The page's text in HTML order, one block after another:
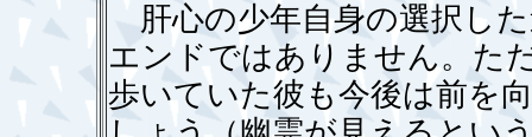
肝心の少年自身の選択し
エンドではありません。た
歩いていた彼も今後は前を